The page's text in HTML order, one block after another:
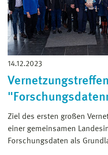
14.12.2023
Vernetzungstreffen
Ziel des ersten großen
einer gemeinsamen
Forschungsdaten als